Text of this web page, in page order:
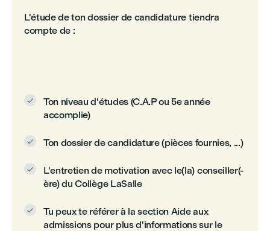
L'étude de ton dossier de candidature tiendra
compte de :

Ton niveau d'études (C.A.P ou 5e année
accomplie)
 Ton dossier de candidature (pièces fournies, ...)

L'entretien de motivation avec le(la) conseiller(-
ère) du Collège LaSalle

Tu peux te référer à la section Aide aux
admissions pour plus d'informations sur le